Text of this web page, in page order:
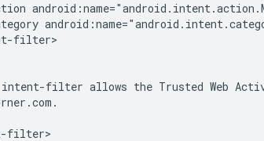
filter>
intent-filter allows the Trusted Web